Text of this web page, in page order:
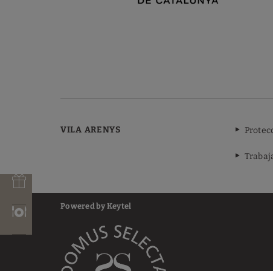
VILA ARENYS
Powered by Keytel